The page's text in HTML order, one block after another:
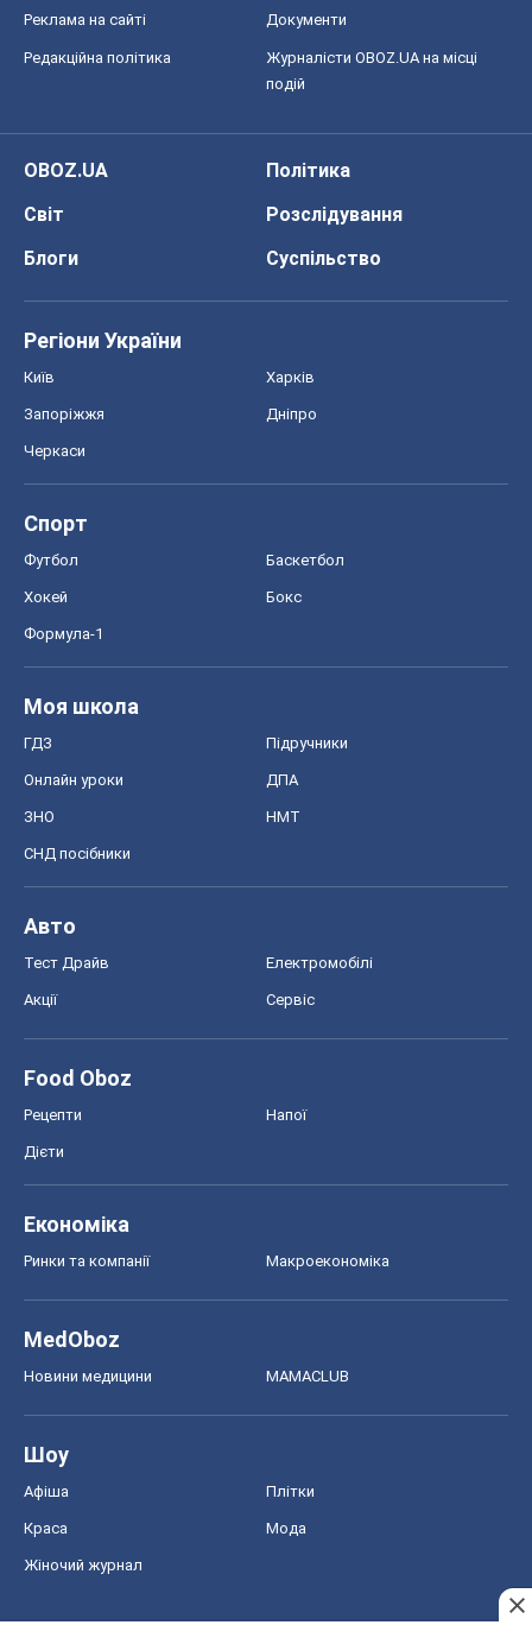
Реклама на сайті Документи
Редакційна політика
Журналісти OBOZ.UA на місці
подій
OBOZ.UA
Політика
Світ
Розслідування
Блоги
Суспільство
Регіони України
Київ Харків
Запоріжжя Дніпро
Черкаси
Спорт
Футбол Баскетбол
Хокей Бокс
Формула-1
Моя школа
ГДЗ Підручники
Онлайн уроки ДПА
ЗНО НМТ
СНД посібники
Авто
Тест Драйв Електромобілі
Акції Сервіс
Food Oboz
Рецепти Напої
Дієти
Економіка
Ринки та компанії Макроекономіка
MedOboz
Новини медицини MAMACLUB
Шоу
Афіша Плітки
Краса Мода
Жіночий журнал